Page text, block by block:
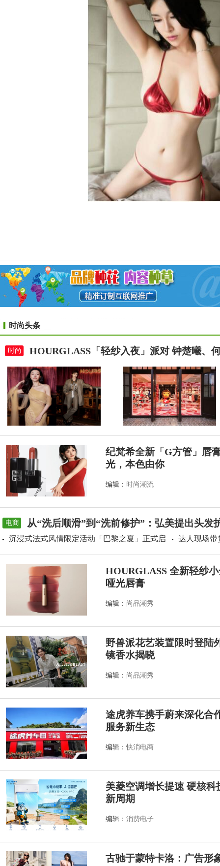
时尚头条
时尚 HOURGLASS「轻纱入夜」派对 钟楚曦、
纪梵希全新「G方管」唇
光，本色由你
编辑： 时尚潮流
电商 从“洗后顺滑”到“洗前修护”：弘美提出头发
沉浸式法式风情限定活动「巴黎之夏」正式启 达人现场带
HOURGLASS 全新轻纱
哑光唇膏
编辑： 尚品潮秀
野兽派花艺装置限时登
镜香水揭晓
编辑： 尚品潮秀
途虎养车携手蔚来深化合
服务新生态
编辑：快消电商
美菱空调增长提速 硬核
新周期
编辑： 消费电子
古驰于蒙特卡洛：广告形